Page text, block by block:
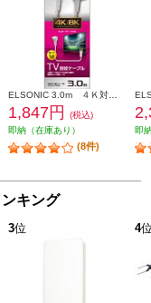
1,847円
(税込)
即納（在庫あり）
(8件)
即
キング
3位 4